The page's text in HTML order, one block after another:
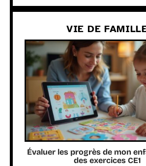
VIE DE
Évaluer les progrès de mon
des exercices CE1